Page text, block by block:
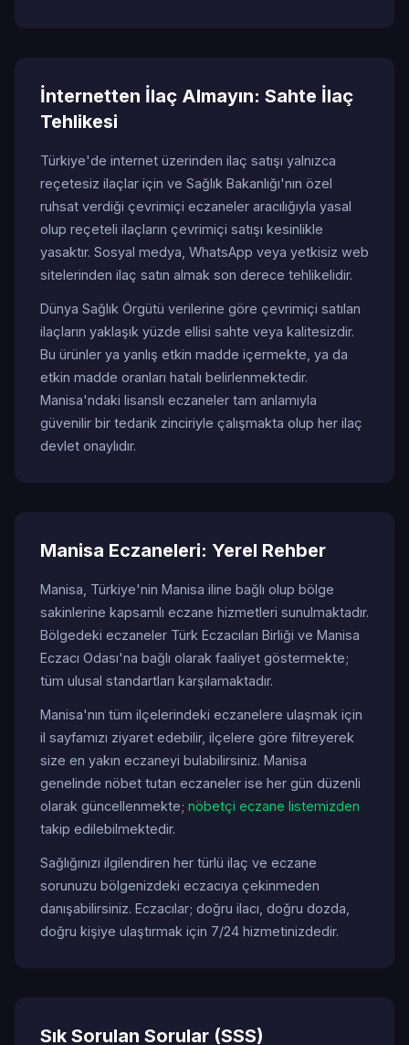
İnternetten İlaç Almayın: Sahte İlaç
Tehlikesi
Türkiye'de internet üzerinden ilaç satışı yalnızca
reçetesiz ilaçlar için ve Sağlık Bakanlığı'nın özel
ruhsat verdiği çevrimiçi eczaneler aracılığıyla yasal
olup reçeteli ilaçların çevrimiçi satışı kesinlikle
yasaktır. Sosyal medya, WhatsApp veya yetkisiz web
sitelerinden ilaç satın almak son derece tehlikelidir.
Dünya Sağlık Örgütü verilerine göre çevrimiçi satılan
ilaçların yaklaşık yüzde ellisi sahte veya kalitesizdir.
Bu ürünler ya yanlış etkin madde içermekte, ya da
etkin madde oranları hatalı belirlenmektedir.
Manisa'ndaki lisanslı eczaneler tam anlamıyla
güvenilir bir tedarik zinciriyle çalışmakta olup her ilaç
devlet onaylıdır.
Manisa Eczaneleri: Yerel Rehber
Manisa, Türkiye'nin Manisa iline bağlı olup bölge
sakinlerine kapsamlı eczane hizmetleri sunulmaktadır.
Bölgedeki eczaneler Türk Eczacıları Birliği ve Manisa
Eczacı Odası'na bağlı olarak faaliyet göstermekte;
tüm ulusal standartları karşılamaktadır.
Manisa'nın tüm ilçelerindeki eczanelere ulaşmak için
il sayfamızı ziyaret edebilir, ilçelere göre filtreyerek
size en yakın eczaneyi bulabilirsiniz. Manisa
genelinde nöbet tutan eczaneler ise her gün düzenli
olarak güncellenmekte; nöbetçi eczane listemizden
takip edilebilmektedir.
Sağlığınızı ilgilendiren her türlü ilaç ve eczane
sorunuzu bölgenizdeki eczacıya çekinmeden
danışabilirsiniz. Eczacılar; doğru ilacı, doğru dozda,
doğru kişiye ulaştırmak için 7/24 hizmetinizdedir.
Sık Sorulan Sorular (SSS)